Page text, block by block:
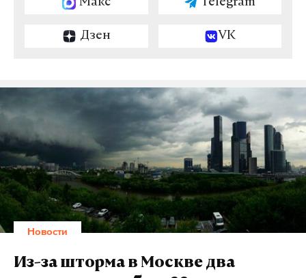
Дзен VK
Новости
Из-за шторма в Москве два